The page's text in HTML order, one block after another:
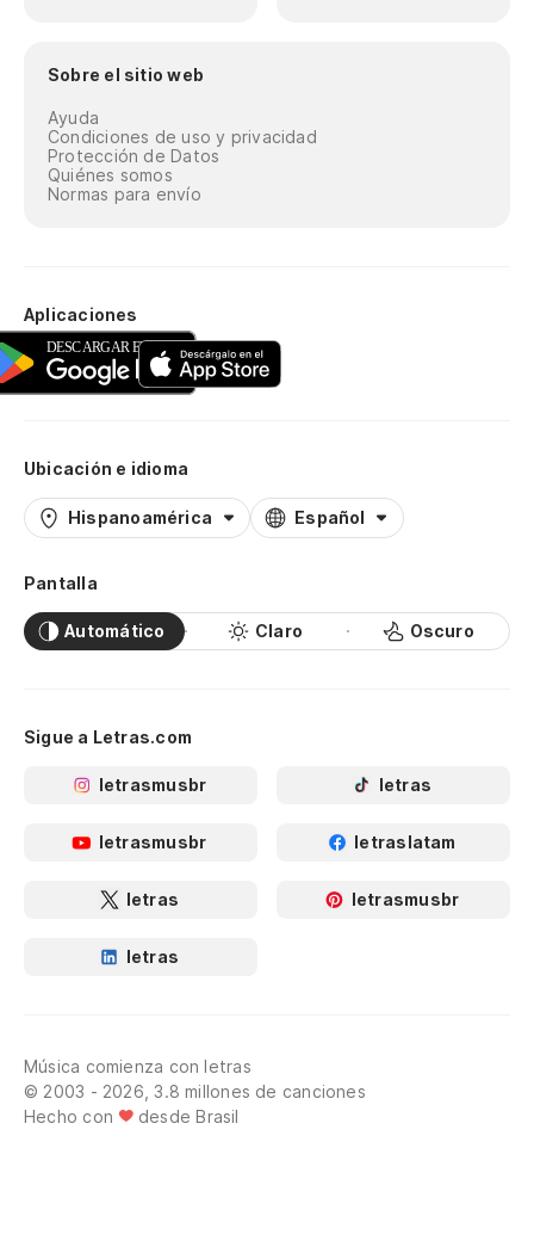
Sobre el sitio web
Ayuda
Condiciones de uso y privacidad
Protección de Datos
Quiénes somos
Normas para envío
Aplicaciones
Ubicación e idioma
Hispanoamérica Español
Pantalla
Automático Claro Oscuro
Sigue a Letras.com
letrasmusbr letras
letrasmusbr letraslatam
letras letrasmusbr
letras
Música comienza con letras
© 2003 - 2026, 3.8 millones de canciones
Hecho con
desde Brasil